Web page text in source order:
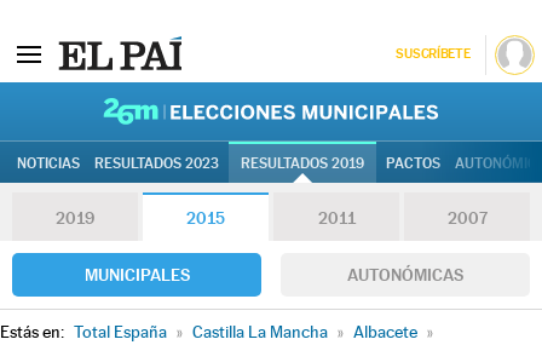
SUSCRÍBETE
NOTICIAS RESULTADOS 2023 RESULTADOS 2019 PACTOS
2019 2015 2011 2007
MUNICIPALES AUTONÓMICAS
Estás en: Total España » Castilla La Mancha » Albacete »